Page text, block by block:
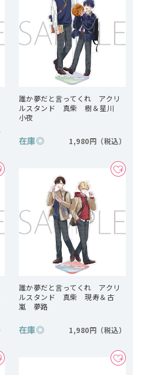
誰か夢だと言ってくれ アクリ
ルスタンド 真柴 樹＆星川
小夜
在庫◎ 1,980円
誰か夢だと言ってくれ アクリ
ルスタンド 真柴 現寿＆古
嵐 夢路
在庫◎ 1,980円